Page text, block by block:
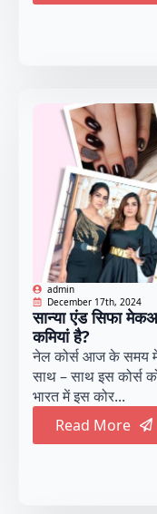
admin
December 17th, 2024
सान्या एंड सिफा
कमियां है?
नेल कोर्स आज के समय में
साथ – साथ इस कोर्स
भारत में इस कोर...
Read More